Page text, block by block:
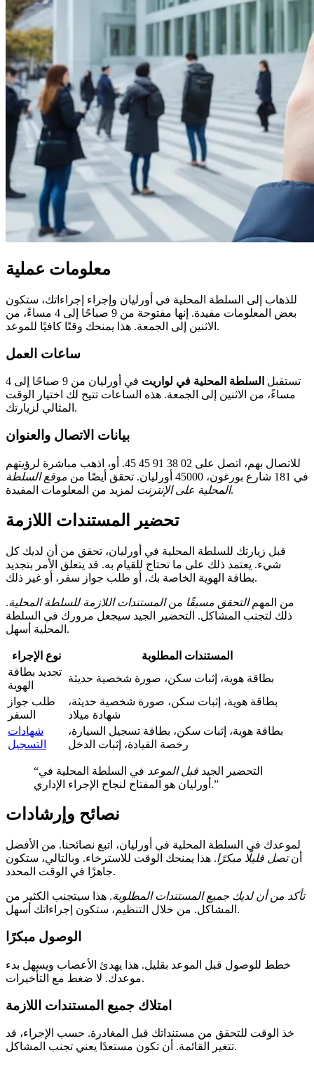
معلومات عملية
للذهاب إلى السلطة المحلية في أورليان وإجراء إجراءاتك، ستكون
بعض المعلومات مفيدة. إنها مفتوحة من 9 صباحًا إلى 4 مساءً، من
الاثنين إلى الجمعة. هذا يمنحك وقتًا كافيًا للموعد.
ساعات العمل
تستقبل السلطة المحلية في لواريت
في أورليان من 9 صباحًا إلى 4
مساءً، من الاثنين إلى الجمعة. هذه الساعات تتيح لك اختيار الوقت
المثالي لزيارتك.
بيانات الاتصال والعنوان
للاتصال بهم، اتصل على 02 38 91 45 45. أو، اذهب مباشرة لرؤيتهم
في 181 شارع بورغون، 45000 أورليان. تحقق أيضًا من
موقع السلطة
المحلية على الإنترنتلمزيد من المعلومات المفيدة.
تحضير المستندات اللازمة
قبل زيارتك للسلطة المحلية في أورليان، تحقق من أن لديك كل
شيء. يعتمد ذلك على ما تحتاج للقيام به. قد يتعلق الأمر بتجديد
بطاقة الهوية الخاصة بك، أو طلب جواز سفر، أو غير ذلك.
من المهمالتحقق مسبقًا منالمستندات اللازمة للسلطة المحلية.
ذلك لتجنب المشاكل. التحضير الجيد سيجعل مرورك في السلطة
المحلية أسهل.
نوع الإجراء
المستندات المطلوبة
تجديد بطاقة
الهوية
بطاقة هوية، إثبات سكن، صورة شخصية حديثة
طلب جواز
السفر
بطاقة هوية، إثبات سكن، صورة شخصية حديثة،
شهادة ميلاد
شهادات
التسجيل
بطاقة هوية، إثبات سكن، بطاقة تسجيل السيارة،
رخصة القيادة، إثبات الدخل
“التحضير الجيد قبل الموعد في السلطة المحلية في
أورليان هو المفتاح لنجاح الإجراء الإداري.”
نصائح وإرشادات
لموعدك في السلطة المحلية في أورليان، اتبع نصائحنا. من الأفضل
أنتصل قليلًا مبكرًا. هذا يمنحك الوقت للاسترخاء. وبالتالي، ستكون
جاهزًا في الوقت المحدد.
تأكد من أن لديك جميع المستندات المطلوبة. هذا سيتجنب الكثير من
المشاكل. من خلال التنظيم، ستكون إجراءاتك أسهل.
الوصول مبكرًا
خطط للوصول قبل الموعد بقليل. هذا يهدئ الأعصاب ويسهل بدء
موعدك. لا ضغط مع التأخيرات.
امتلاك جميع المستندات اللازمة
خذ الوقت للتحقق من مستنداتك قبل المغادرة. حسب الإجراء، قد
تتغير القائمة. أن تكون مستعدًا يعني تجنب المشاكل.